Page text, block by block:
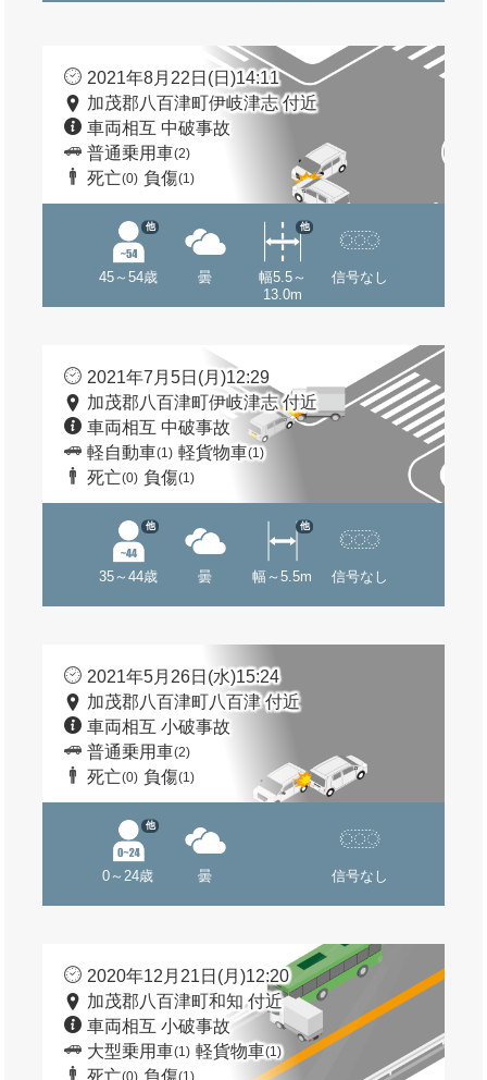
2021年8月22日(日)14:11
加茂郡八百津町伊岐津志 付近
車両相互 中破事故
普通乗用車(2)
死亡(0) 負傷(1)
45～54歳
他
曇
幅5.5～
13.0m
他
信号なし
2021年7月5日(月)12:29
加茂郡八百津町伊岐津志 付近
車両相互 中破事故
軽自動車(1) 軽貨物車(1)
死亡(0) 負傷(1)
35～44歳
他
曇 幅～5.5m
他
信号なし
2021年5月26日(水)15:24
加茂郡八百津町八百津 付近
車両相互 小破事故
普通乗用車(2)
死亡(0) 負傷(1)
0～24歳
他
曇 信号なし
2020年12月21日(月)12:20
加茂郡八百津町和知 付近
車両相互 小破事故
大型乗用車(1) 軽貨物車(1)
(0) (1)